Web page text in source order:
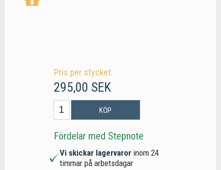
Pris per stycket:
295,00 SEK
KÖP
Fördelar med Stepnote
Vi skickar lagervaror inom 24
timmar på arbetsdagar